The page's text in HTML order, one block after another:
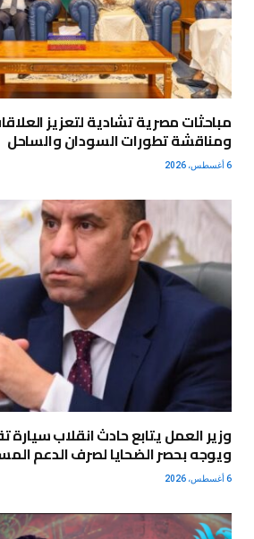
مباحثات مصرية تشادية لتعزيز
ومناقشة تطورات السودان والساحل
6 أغسطس، 2026
وزير العمل يتابع حادث انقلاب سيارة
ويوجه بحصر الضحايا لصرف الدعم
6 أغسطس، 2026